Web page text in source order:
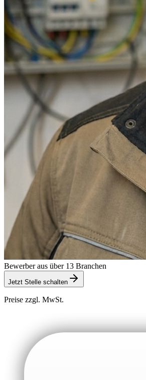
Bewerber aus über 13 Branchen
Jetzt Stelle schalten
Preise zzgl. MwSt.